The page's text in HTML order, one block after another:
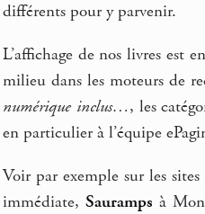
différents pour y parvenir.
L’affichage de nos livres est
milieu dans les moteurs de
numérique inclus…, les
en particulier à l’équipe
Voir par exemple sur les
immédiate,Sauramps à